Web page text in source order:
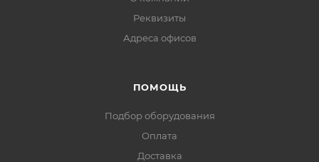
металлических предметов (оружие, взрывные
устройства, содержащие металлические элементы и
повышенной надежностью и длительным сроком
Основные достоинства металлодетектора
БЛОКПОСТ РД 900 ИМПУЛЬС
Реквизиты
Адреса офисов
ПОМОЩЬ
Подбор оборудования
Оплата
Доставка